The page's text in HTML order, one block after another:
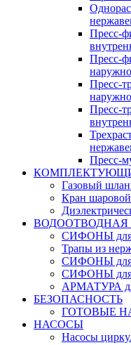
Пресс-
Пресс-
Пресс-
Пресс-
Пресс-
Газовый
Кран шаровой
ВОДООТВОДНАЯ
СИФОНЫ для
Трапы из
СИФОНЫ для
СИФОНЫ для
АРМАТУРА
БЕЗОПАСНОСТЬ
ГОТОВЫЕ
НАСОСЫ
Насосы